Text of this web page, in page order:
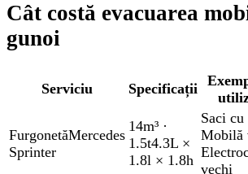
Cât costă evacuarea
gunoi
Serviciu Specificații
FurgonetăMercedes
Sprinter
14m³ ·
1.5t4.3L ×
1.8l × 1.8h
Saci
Mobilă
vechi